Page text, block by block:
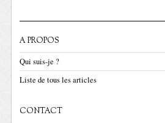
A PROPOS
Qui suis-je ?
Liste de tous les articles
CONTACT